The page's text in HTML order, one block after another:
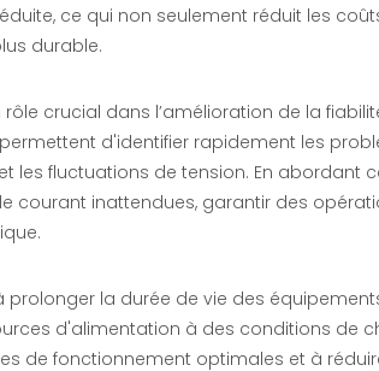
ce qui non seulement réduit les
durable.
crucial dans l’amélioration de la
d'identifier rapidement les
les fluctuations de tension. En abordant
courant inattendues, garantir des
la durée de vie des
d'alimentation à des conditions de
de fonctionnement optimales et à